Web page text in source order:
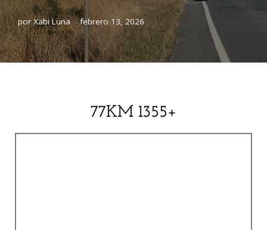
porXabi Luna febrero 13, 2026
77KM 1355+